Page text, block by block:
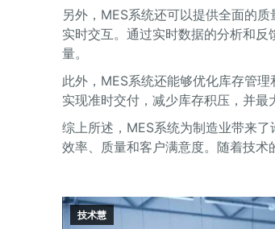
另外，MES系统还可以提供全面的
实时交互。通过实时数据的分析和
量。
此外，MES系统还能够优化库存管
实现准时交付，减少库存积压，并最
综上所述，MES系统为制造业带来
效率、质量和客户满意度。随着技术
技术慧